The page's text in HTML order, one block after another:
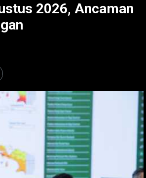
2026, Ancaman